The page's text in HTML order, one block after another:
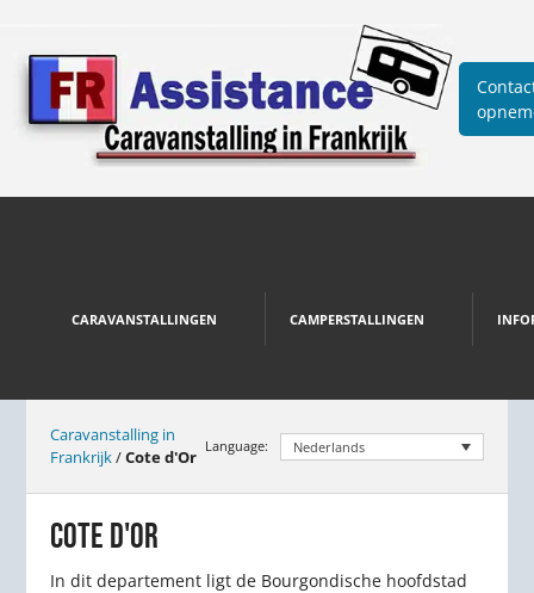
CARAVANSTALLINGEN CAMPERSTALLINGEN
Caravanstalling in
Frankrijk/Cote d'Or
Language: Nederlands
COTE D'OR
In dit departement ligt de Bourgondische hoofdstad